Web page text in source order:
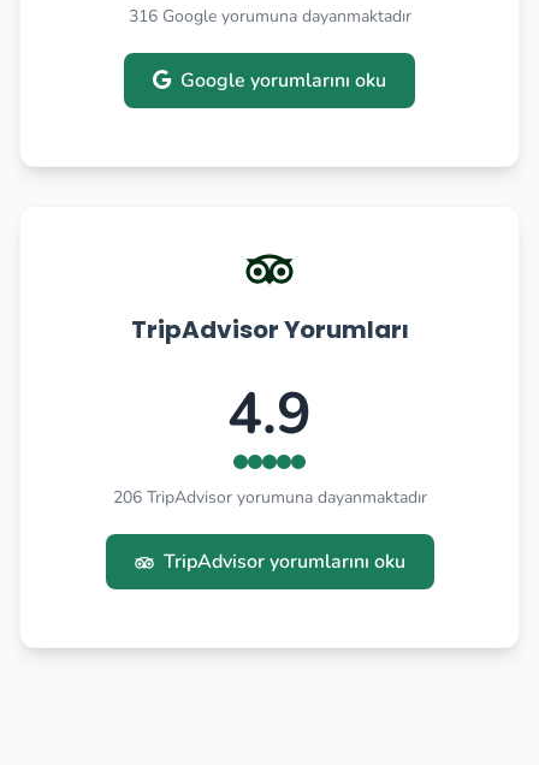
316 Google yorumuna dayanmaktadır
Google yorumlarını oku
TripAdvisor Yorumları
4.9
206 TripAdvisor yorumuna dayanmaktadır
TripAdvisor yorumlarını oku